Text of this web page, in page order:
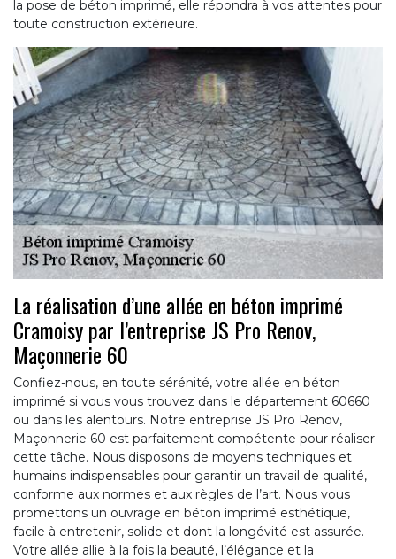
la pose de béton imprimé, elle répondra à vos attentes pour
toute construction extérieure.
La réalisation d’une allée en béton imprimé
Cramoisy par l’entreprise JS Pro Renov,
Maçonnerie 60
Confiez-nous, en toute sérénité, votre allée en béton
imprimé si vous vous trouvez dans le département 60660
ou dans les alentours. Notre entreprise JS Pro Renov,
Maçonnerie 60 est parfaitement compétente pour réaliser
cette tâche. Nous disposons de moyens techniques et
humains indispensables pour garantir un travail de qualité,
conforme aux normes et aux règles de l’art. Nous vous
promettons un ouvrage en béton imprimé esthétique,
facile à entretenir, solide et dont la longévité est assurée.
Votre allée allie à la fois la beauté, l’élégance et la